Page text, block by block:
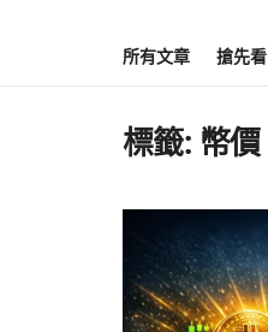
所有文章 搶先看
標籤: 幣價